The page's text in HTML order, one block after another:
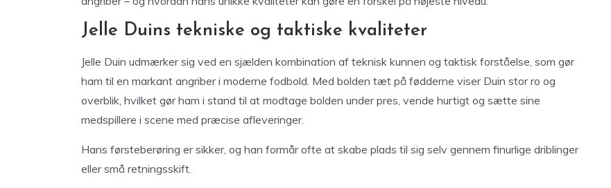
Jelle Duins tekniske og taktiske kvaliteter
Jelle Duin udmærker sig ved en sjælden kombination af teknisk kunnen og taktisk forståelse, som gør
ham til en markant angriber i moderne fodbold. Med bolden tæt på fødderne viser Duin stor ro og
overblik, hvilket gør ham i stand til at modtage bolden under pres, vende hurtigt og sætte sine
medspillere i scene med præcise afleveringer.
Hans førsteberøring er sikker, og han formår ofte at skabe plads til sig selv gennem finurlige driblinger
eller små retningsskift.